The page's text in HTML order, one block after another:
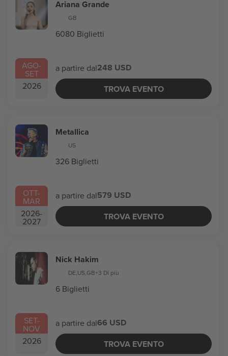
AGO-
SET
2026
Ariana Grande
GB
6080 Biglietti
a partire dal248 USD
TROVA EVENTO
OTT-
MAR
2026-
2027
Metallica
US
326 Biglietti
a partire dal579 USD
TROVA EVENTO
SET-
NOV
2026
Nick Hakim
DE,US,GB+3 Di più
6 Biglietti
a partire dal66 USD
TROVA EVENTO